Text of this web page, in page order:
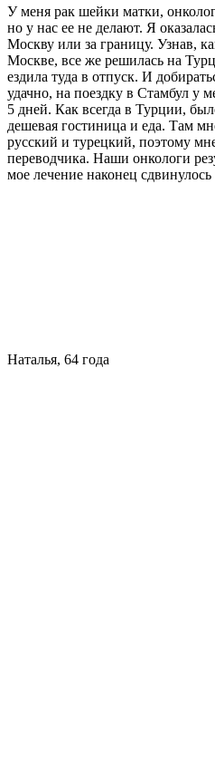
У меня рак шейки матки,
но у нас ее не делают. Я
Москву или за границу. Узнав,
Москве, все же решилась на
ездила туда в отпуск. И
удачно, на поездку в Стамбул у
5 дней. Как всегда в Турции,
дешевая гостиница и еда. Там
русский и турецкий, поэтому
переводчика. Наши онкологи
мое лечение наконец
Наталья, 64 года